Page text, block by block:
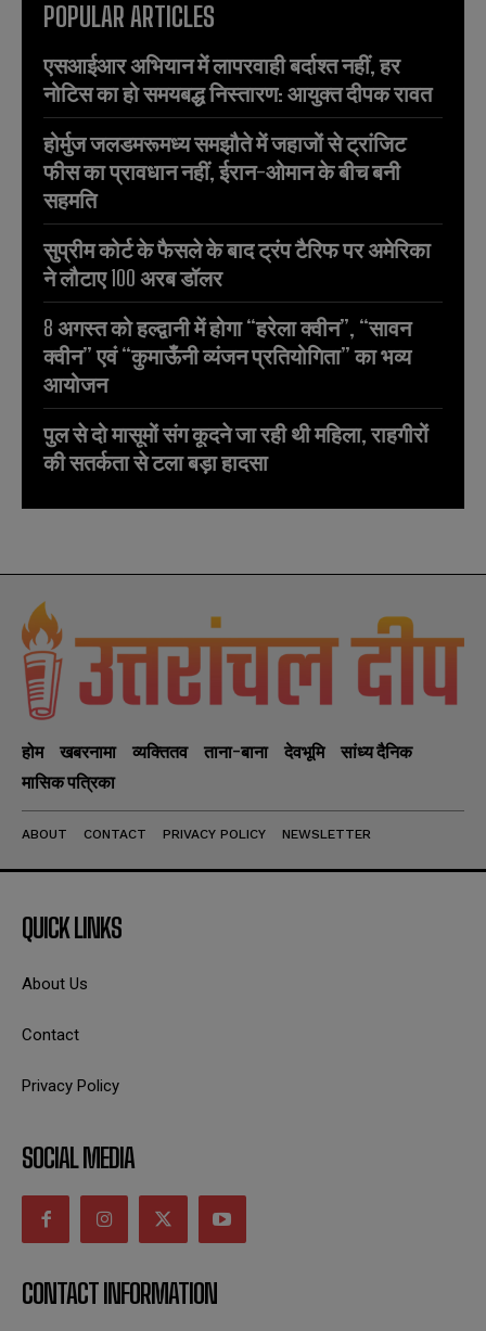
POPULAR ARTICLES
एसआईआर अभियान में लापरवाही बर्दाश्त नहीं, हर
नोटिस का हो समयबद्ध निस्तारण: आयुक्त दीपक रावत
होर्मुज जलडमरूमध्य समझौते में जहाजों से ट्रांजिट
फीस का प्रावधान नहीं, ईरान-ओमान के बीच बनी
सहमति
सुप्रीम कोर्ट के फैसले के बाद ट्रंप टैरिफ पर अमेरिका
ने लौटाए 100 अरब डॉलर
8 अगस्त को हल्द्वानी में होगा “हरेला क्वीन”, “सावन
क्वीन” एवं “कुमाऊँनी व्यंजन प्रतियोगिता” का भव्य
आयोजन
पुल से दो मासूमों संग कूदने जा रही थी महिला, राहगीरों
की सतर्कता से टला बड़ा हादसा
होम खबरनामा व्यक्तितव ताना-बाना देवभूमि
सांध्य दैनिक
मासिक पत्रिका
ABOUT CONTACT PRIVACY POLICY NEWSLETTER
QUICK LINKS
About Us
Contact
Privacy Policy
SOCIAL MEDIA
CONTACT INFORMATION